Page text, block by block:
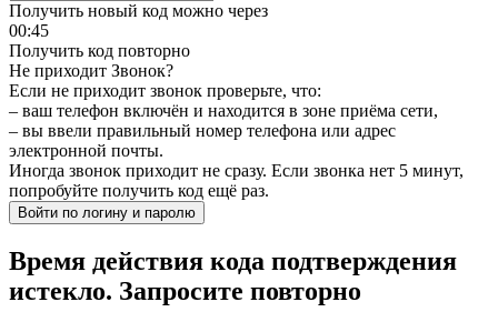
Получить новый код можно через
00:45
Получить код повторно
Не приходит Звонок?
Если не приходит звонок проверьте, что:
– ваш телефон включён и находится в зоне приёма сети,
– вы ввели правильный номер телефона или адрес
электронной почты.
Иногда звонок приходит не сразу. Если звонка нет 5 минут,
попробуйте получить код ещё раз.
Войти по логину и паролю
Время действия кода подтверждения
истекло. Запросите повторно